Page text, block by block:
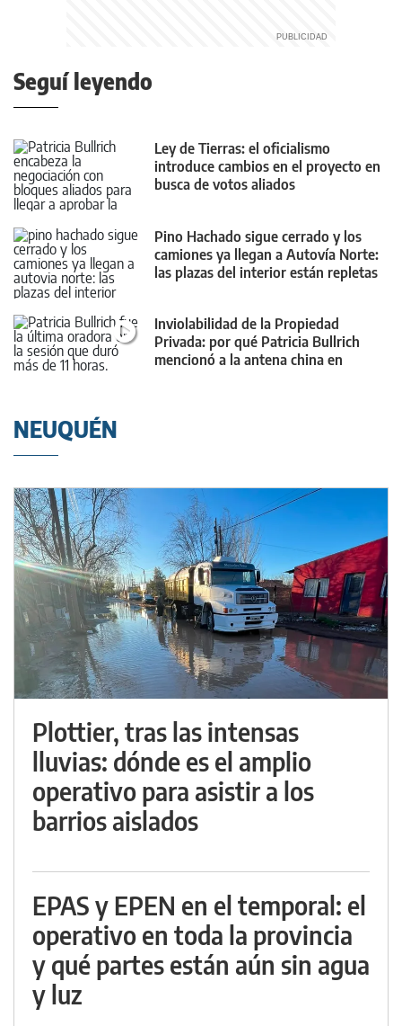
Seguí leyendo
Ley de Tierras: el oficialismo
introduce cambios en el proyecto en
busca de votos aliados
Pino Hachado sigue cerrado y los
camiones ya llegan a Autovía Norte:
las plazas del interior están repletas
Inviolabilidad de la Propiedad
Privada: por qué Patricia Bullrich
mencionó a la antena china en
NEUQUÉN
Plottier, tras las intensas
lluvias: dónde es el amplio
operativo para asistir a los
barrios aislados
EPAS y EPEN en el temporal: el
operativo en toda la provincia
y qué partes están aún sin agua
y luz